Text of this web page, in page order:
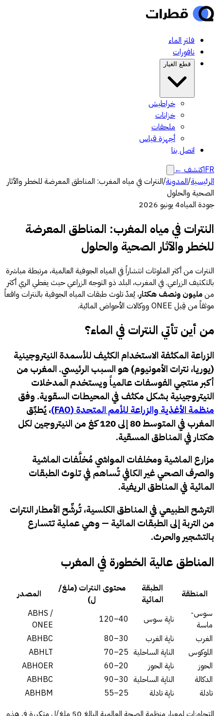
فلتر الماء
نافورات
قطع الغيار
خراطيش
خزانات
ملحقات
أجهزة قياس
اتصل بنا
FRاكتشف←
الرئيسية/المدونة/النترات في مياه المغرب: المناطق المعرضة للخطر والآثار
الصحية والحلول
جودة المياه4 يونيو 2026
النترات في مياه المغرب: المناطق المعرضة
للخطر والآثار الصحية والحلول
النترات من أكثر الملوثات انتشاراً في المياه الجوفية العالمية، مرتبطة مباشرة
بالتكثيف الزراعي. في المغرب، البلد ذو التوجه الزراعي حيث يغطي الري أكثر
منمليون ونصف هكتار، يُعدّ تلوث طبقات المياه الجوفية بالنترات واقعاً
موثقاً من قِبل ONEE ووكالات الأحواض المائية.
من أين تأتي النترات في الماء؟
الزراعة المكثفة الاستخدام الكثيف للأسمدة النيتروجينية
(يوريا، نترات الأمونيوم) هو السبب الرئيسي. المغرب من
أكبر منتجي الفوسفات عالمياً ويستخدم المدخلات
النيتروجينية بشكل مكثف في المحيطات السقوية. وفق
منظمة الأغذية والزراعة للأمم المتحدة (FAO)
، يُطبِّق
المغرب في المتوسط 80 إلى 120 كغ من النيتروجين لكل
هكتار في المناطق المسقية.
مزارع الماشية ومخلفات المواشي مُخلَّفات الماشية
والصرف الصحي غير الكافي تُساهم في تلوث الطبقات
المائية في المناطق الريفية.
الترشح الطبيعي في المناطق الكلسية، تُرشِّح الأمطار النترات
من التربة إلى الطبقات المائية — وهي عملية تتسارع
بالتشجير والحرث.
المناطق عالية الخطورة في المغرب
المنطقة
الطبقة
المائية
محتوى النترات (ملغ/
ل)
المصدر
سوس-
ماسة
ناپة سوس 40–120
ABHS /
ONEE
الغرب
ناپة الغرب 30–80
ABHBC
اللوكوس
الناپة الساحلية 25–70
ABHLT
الحوز
ناپة الحوز 20–60
ABHOER
الدكالة
الناپة الساحلية 30–90
ABHBC
تادلة
ناپة تادلة 25–55
ABHBM